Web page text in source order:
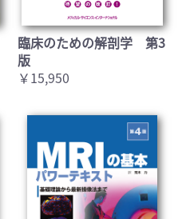
臨床のための解剖学 第3
版
￥15,950